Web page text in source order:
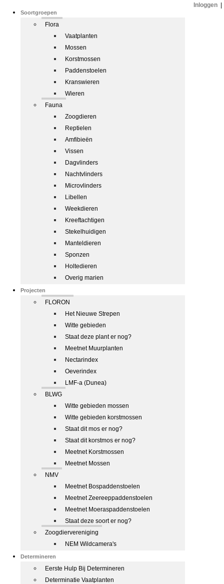
Soortgroepen
Flora
Vaatplanten
Mossen
Korstmossen
Paddenstoelen
Kranswieren
Wieren
Fauna
Zoogdieren
Reptielen
Amfibieën
Vissen
Dagvlinders
Nachtvlinders
Microvlinders
Libellen
Weekdieren
Kreeftachtigen
Stekelhuidigen
Manteldieren
Sponzen
Holtedieren
Overig marien
Projecten
FLORON
Het Nieuwe Strepen
Witte gebieden
Staat deze plant er nog?
Meetnet Muurplanten
Nectarindex
Oeverindex
LMF-a (Dunea)
BLWG
Witte gebieden mossen
Witte gebieden korstmossen
Staat dit mos er nog?
Staat dit korstmos er nog?
Meetnet Korstmossen
Meetnet Mossen
NMV
Meetnet Bospaddenstoelen
Meetnet Zeereeppaddenstoelen
Meetnet Moeraspaddenstoelen
Staat deze soort er nog?
Zoogdiervereniging
NEM Wildcamera's
Determineren
Eerste Hulp Bij Determineren
Determinatie Vaatplanten
Inloggen